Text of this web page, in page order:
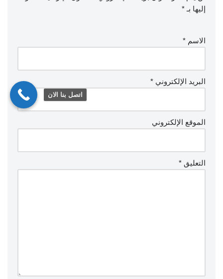
إليها بـ *
الاسم *
البريد الإلكتروني *
الموقع الإلكتروني
التعليق *
اتصل بنا الان